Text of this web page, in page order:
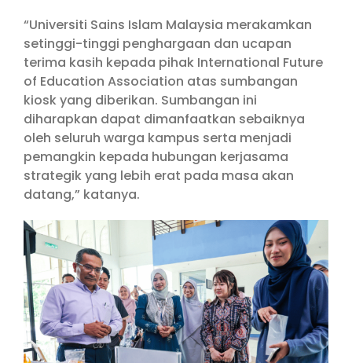
“Universiti Sains Islam Malaysia merakamkan
setinggi-tinggi penghargaan dan ucapan
terima kasih kepada pihak International Future
of Education Association atas sumbangan
kiosk yang diberikan. Sumbangan ini
diharapkan dapat dimanfaatkan sebaiknya
oleh seluruh warga kampus serta menjadi
pemangkin kepada hubungan kerjasama
strategik yang lebih erat pada masa akan
datang,” katanya.